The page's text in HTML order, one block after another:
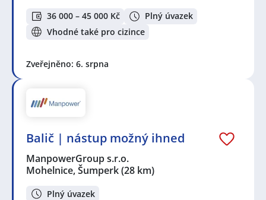
36 000 – 45 000 Kč
Plný úvazek
Vhodné také pro cizince
Zveřejněno: 6. srpna
Balič | nástup možný ihned
ManpowerGroup s.r.o.
Mohelnice, Šumperk(28 km)
Plný úvazek